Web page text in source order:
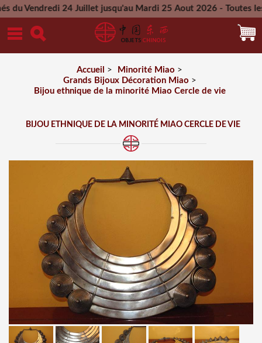
24 Juillet jusqu'au Mardi 25 Aout 2026 - Toutes les
Mercredi 26 Aout 2026
Accueil > Minorité Miao >
Grands Bijoux Décoration Miao >
Bijou ethnique de la minorité Miao Cercle de vie
BIJOU ETHNIQUE DE LA MINORITÉ MIAO CERCLE DE VIE